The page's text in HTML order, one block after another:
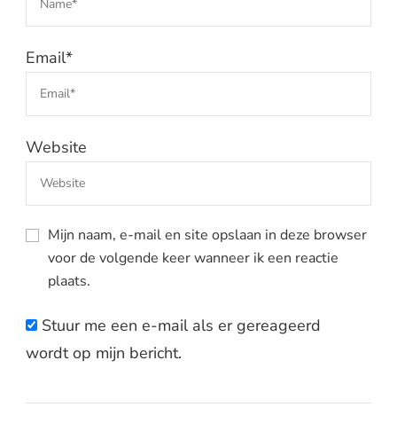
Email*
Website
Mijn naam, e-mail en site opslaan in deze browser
voor de volgende keer wanneer ik een reactie
plaats.
Stuur me een e-mail als er gereageerd
wordt op mijn bericht.